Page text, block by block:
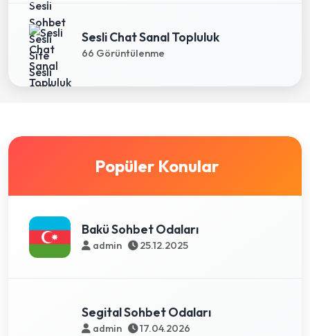
Sesli Chat Sanal Topluluk
66 Görüntülenme
Popüler Konular
Bakü Sohbet Odaları
admin 25.12.2025
Segital Sohbet Odaları
admin 17.04.2026